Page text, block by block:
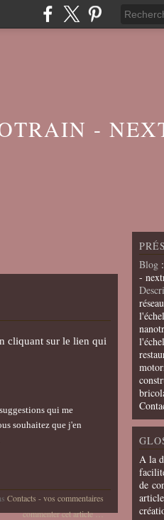
-
cliquant sur le lien qui
qui me
souhaitez que j'en
Contacts - vos commentaires
commenter cet article…
Blog
-
A la
de